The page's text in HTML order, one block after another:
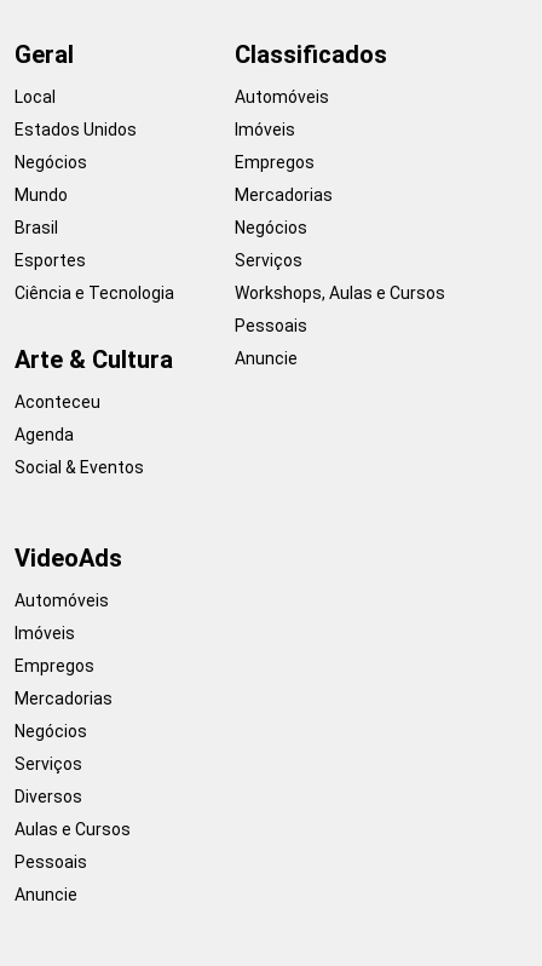
Geral
Local
Estados Unidos
Negócios
Mundo
Brasil
Esportes
Ciência e Tecnologia
Arte & Cultura
Aconteceu
Agenda
Social & Eventos
Classificados
Automóveis
Imóveis
Empregos
Mercadorias
Negócios
Serviços
Workshops, Aulas e Cursos
Pessoais
Anuncie
VideoAds
Automóveis
Imóveis
Empregos
Mercadorias
Negócios
Serviços
Diversos
Aulas e Cursos
Pessoais
Anuncie